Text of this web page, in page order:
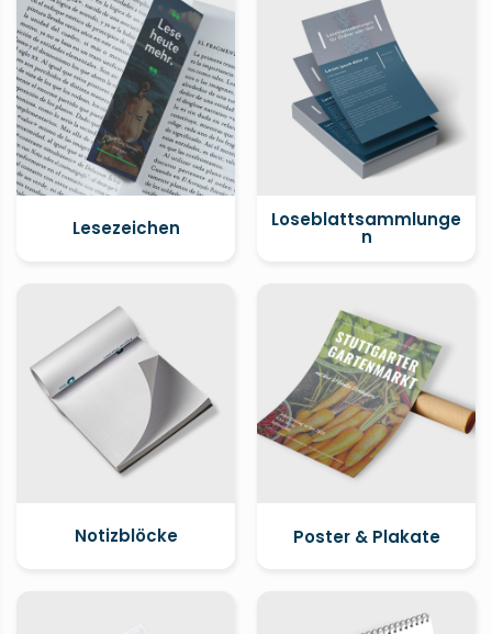
Lesezeichen Loseblattsammlunge
n
Notizblöcke Poster & Plakate